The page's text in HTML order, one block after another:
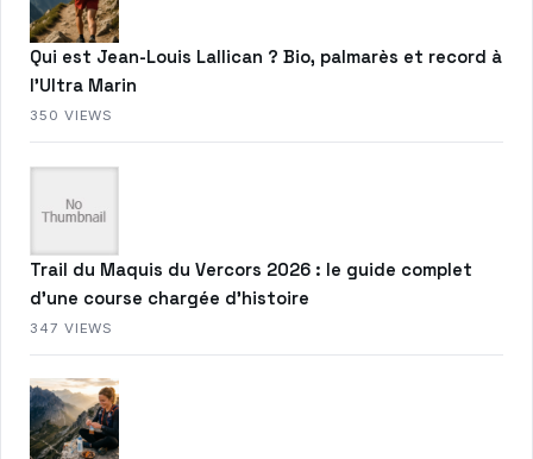
Qui est Jean-Louis Lallican ? Bio, palmarès et record à
l’Ultra Marin
350 VIEWS
Trail du Maquis du Vercors 2026 : le guide complet
d’une course chargée d’histoire
347 VIEWS